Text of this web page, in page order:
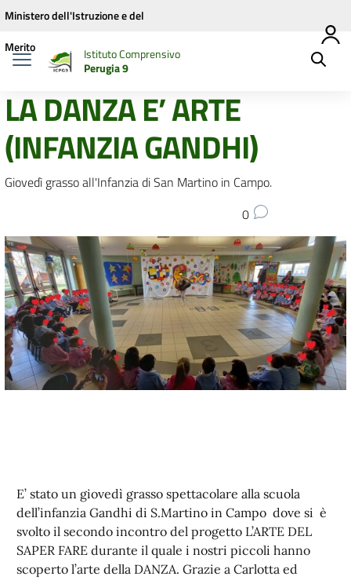
Vai ai contenuti
Vai al menu di navigazione
Vai al footer
Ministero dell'Istruzione e del
Merito
Istituto Comprensivo
Perugia 9
LA DANZA E’ ARTE
(INFANZIA GANDHI)
Giovedì grasso all'Infanzia di San Martino in Campo.
0
E’ stato un giovedì grasso spettacolare alla scuola
dell’infanzia Gandhi di S.Martino in Campo dove si è
svolto il secondo incontro del progetto L’ARTE DEL
SAPER FARE durante il quale i nostri piccoli hanno
scoperto l’arte della DANZA. Grazie a Carlotta ed